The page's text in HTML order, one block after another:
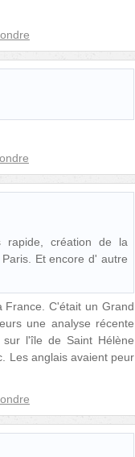
rapide, création de la
Et encore d' autre
France. C'était un Grand
une analyse récente
l'île de Saint Hélène
Les anglais avaient peur